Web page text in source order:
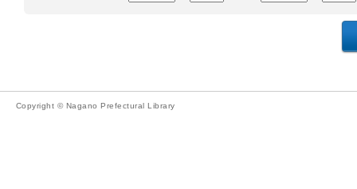
Copyright © Nagano Prefectural Library